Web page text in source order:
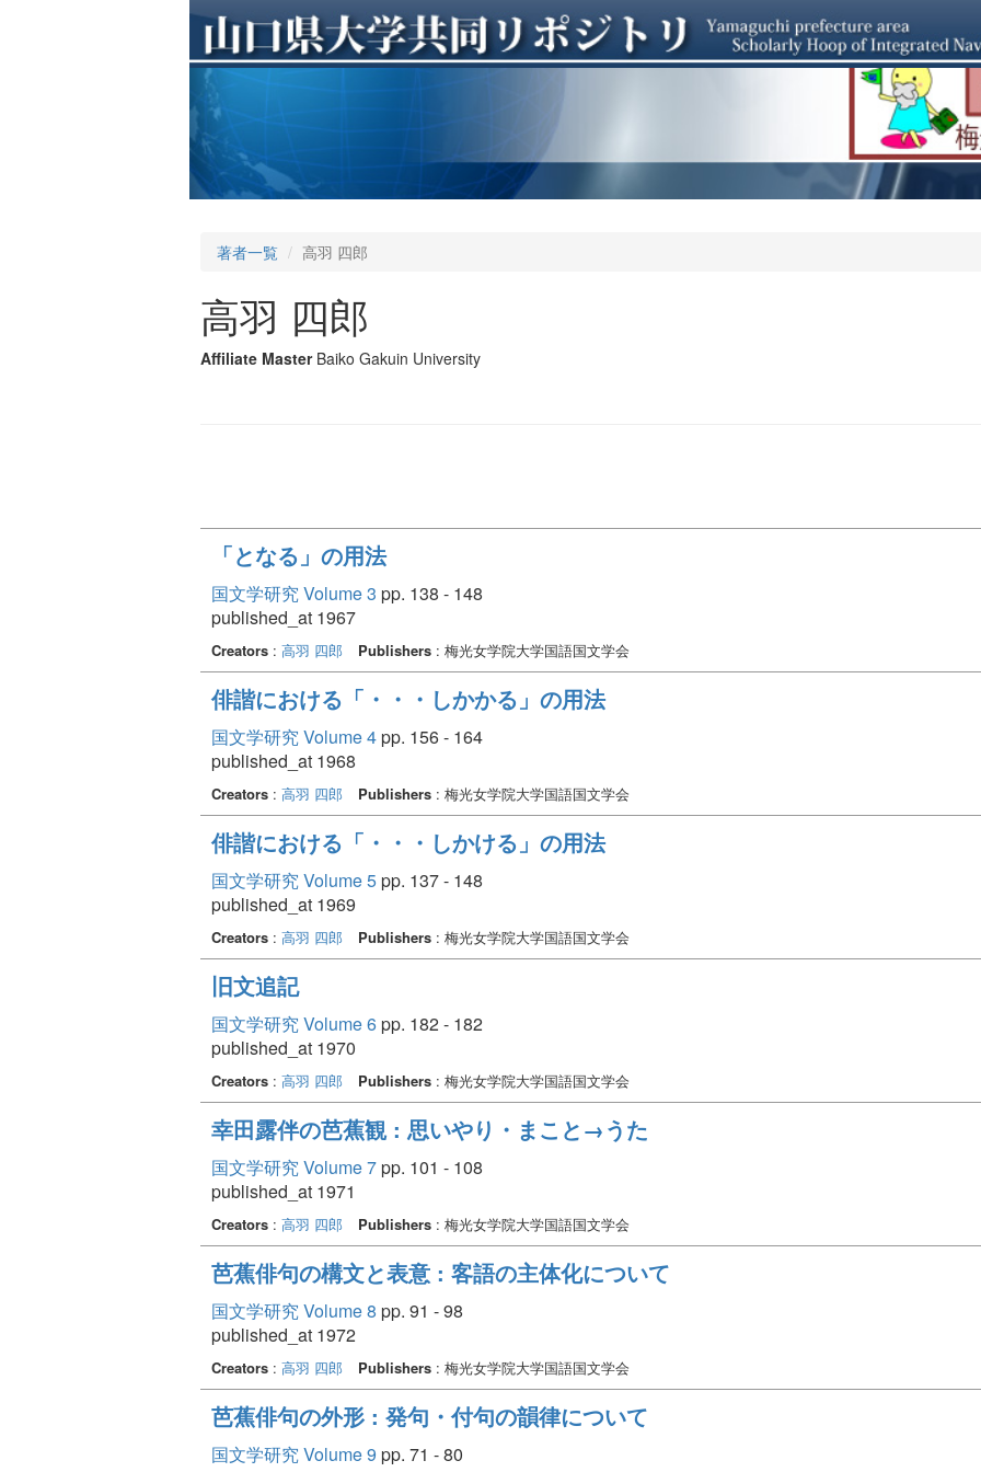
著者一覧 高羽 四郎
高羽 四郎
Affiliate Master Baiko Gakuin University
「となる」の用法
国文学研究 Volume 3 pp. 138 - 148
published_at 1967
Creators : 高羽 四郎 Publishers : 梅光女学院大学国語国文学会
俳諧における「・・・しかかる」の用法
国文学研究 Volume 4pp. 156 - 164
published_at 1968
Creators : 高羽 四郎 Publishers : 梅光女学院大学国語国文学会
俳諧における「・・・しかける」の用法
国文学研究 Volume 5pp. 137 - 148
published_at 1969
Creators : 高羽 四郎 Publishers : 梅光女学院大学国語国文学会
旧文追記
国文学研究 Volume 6pp. 182 - 182
published_at 1970
Creators : 高羽 四郎 Publishers : 梅光女学院大学国語国文学会
幸田露伴の芭蕉観 : 思いやり・まこと→うた
国文学研究 Volume 7pp. 101 - 108
published_at 1971
Creators : 高羽 四郎 Publishers : 梅光女学院大学国語国文学会
芭蕉俳句の構文と表意 : 客語の主体化について
国文学研究 Volume 8 pp. 91 - 98
published_at 1972
Creators : 高羽 四郎 Publishers : 梅光女学院大学国語国文学会
芭蕉俳句の外形 : 発句・付句の韻律について
国文学研究 Volume 9 pp. 71 - 80